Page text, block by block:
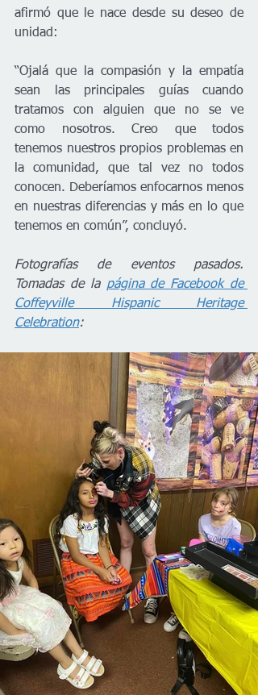
afirmó que le nace desde su deseo de
unidad:
“Ojalá que la compasión y la empatía
sean las principales guías cuando
tratamos con alguien que no se ve
como nosotros. Creo que todos
tenemos nuestros propios problemas en
la comunidad, que tal vez no todos
conocen. Deberíamos enfocarnos menos
en nuestras diferencias y más en lo que
tenemos en común”, concluyó.
Fotografías de eventos pasados.
Tomadas de la página de Facebook de
Coffeyville Hispanic Heritage
Celebration: